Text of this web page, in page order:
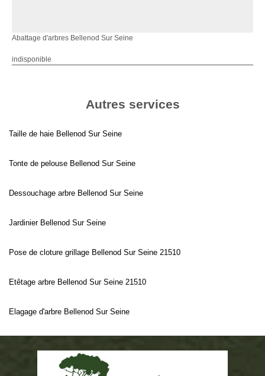
Abattage d'arbres Bellenod Sur Seine
indisponible
Autres services
Taille de haie Bellenod Sur Seine
Tonte de pelouse Bellenod Sur Seine
Dessouchage arbre Bellenod Sur Seine
Jardinier Bellenod Sur Seine
Pose de cloture grillage Bellenod Sur Seine 21510
Etêtage arbre Bellenod Sur Seine 21510
Elagage d'arbre Bellenod Sur Seine